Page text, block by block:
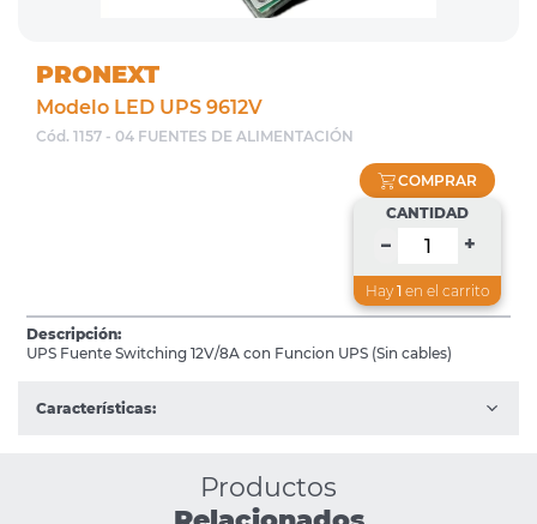
PRONEXT
Modelo LED UPS 9612V
Cód. 1157 - 04 FUENTES DE ALIMENTACIÓN
COMPRAR
CANTIDAD
– +
Hay 1 en el carrito
Descripción:
UPS Fuente Switching 12V/8A con Funcion UPS (Sin cables)
Características:
Productos